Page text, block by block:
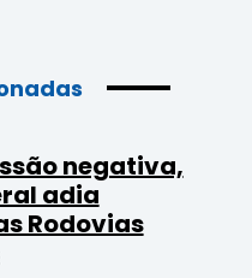
negativa,
adia
Rodovias